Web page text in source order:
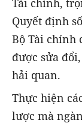
Tài chính,
Quyết định
Bộ Tài chính
được sửa
hải quan.
Thực hiện
lược mà